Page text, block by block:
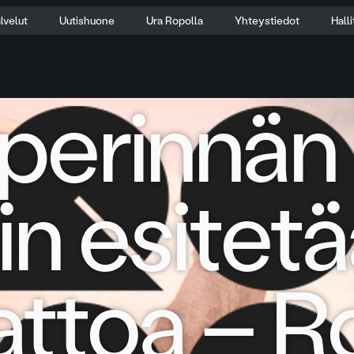
Uutishuone Ura Ropolla Yhteystiedot
–